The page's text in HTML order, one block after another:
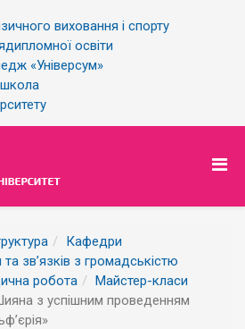
виховання і спорту
освіти
«Універсум»
Кафедри
зв’язків з громадськістю
робота
Майстер-класи
з успішним проведенням